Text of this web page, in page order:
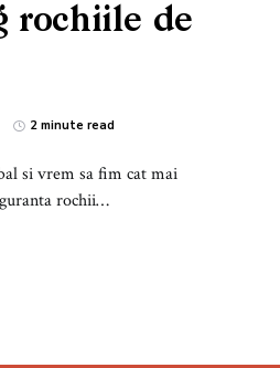
rochiile de
2 minute read
si vrem sa fim cat mai
rochii…